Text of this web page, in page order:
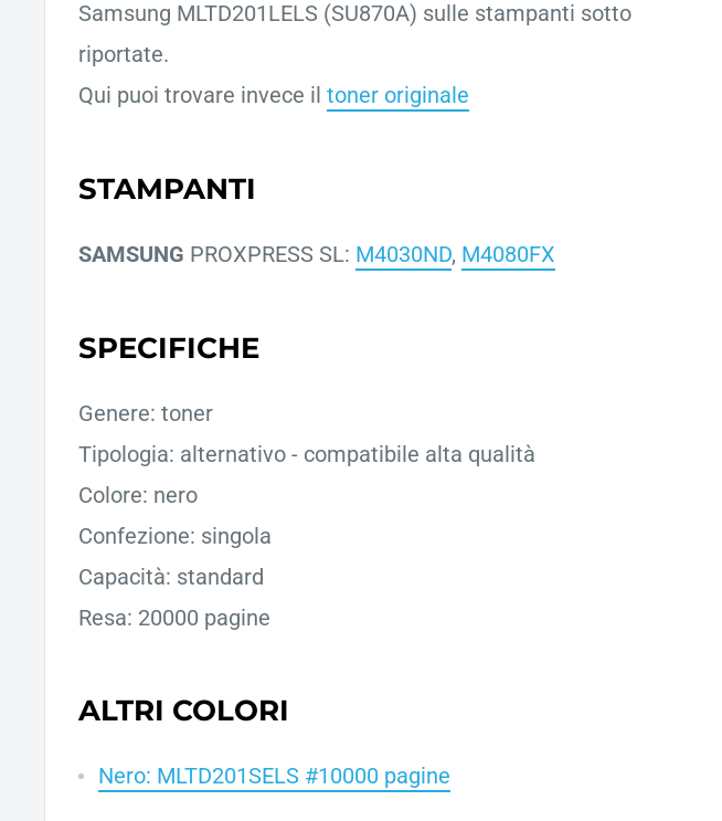
Samsung MLTD201LELS (SU870A) sulle stampanti sotto
riportate.
Qui puoi trovare invece il toner originale
STAMPANTI
SAMSUNG PROXPRESS SL: M4030ND, M4080FX
SPECIFICHE
Genere: toner
Tipologia: alternativo - compatibile alta qualità
Colore: nero
Confezione: singola
Capacità: standard
Resa: 20000 pagine
ALTRI COLORI
Nero: MLTD201SELS #10000 pagine